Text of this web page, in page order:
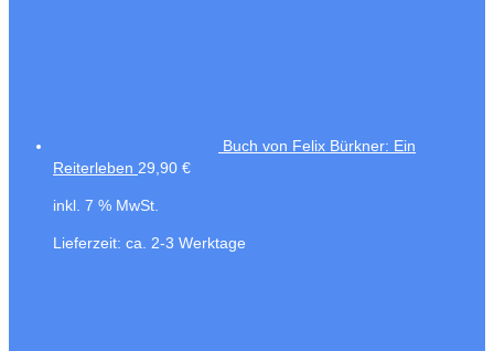
Buch von Felix Bürkner: Ein
Reiterleben 29,90 €
inkl. 7 % MwSt.
Lieferzeit: ca. 2-3 Werktage